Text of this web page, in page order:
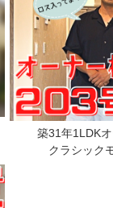
築31年1LDK
クラシック